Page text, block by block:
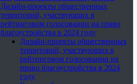
Дизайн-проекты общественных
территорий, участвующих в
рейтинговом голосовании на право
благоустройства в 2024 году
Дизайн-проекты общественных
территорий, участвующих в
рейтинговом голосовании на
право благоустройства в 2024
году